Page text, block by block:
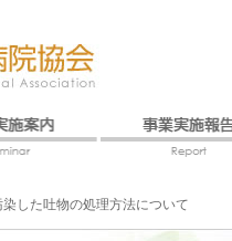
した吐物の処理方法について